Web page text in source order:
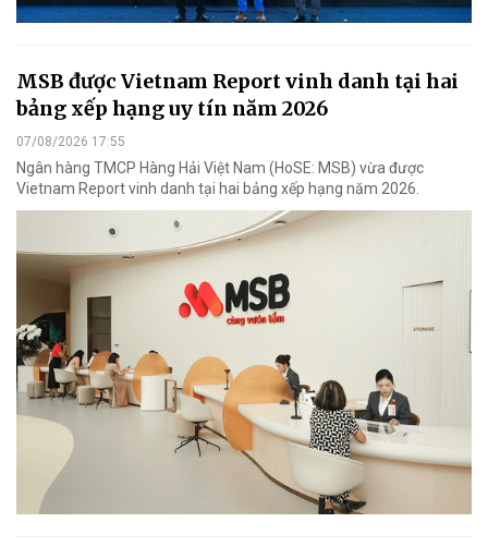
MSB được Vietnam Report vinh danh tại hai
bảng xếp hạng uy tín năm 2026
07/08/2026 17:55
Ngân hàng TMCP Hàng Hải Việt Nam (HoSE: MSB) vừa được
Vietnam Report vinh danh tại hai bảng xếp hạng năm 2026.